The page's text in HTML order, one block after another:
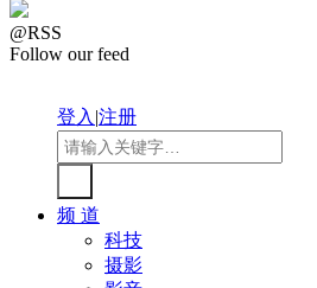
@RSS
Follow our feed
登入|注册
频 道
科技
摄影